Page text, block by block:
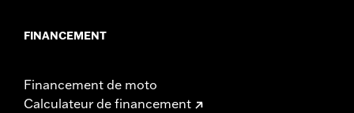
FINANCEMENT
Financement de moto
Calculateur de financement